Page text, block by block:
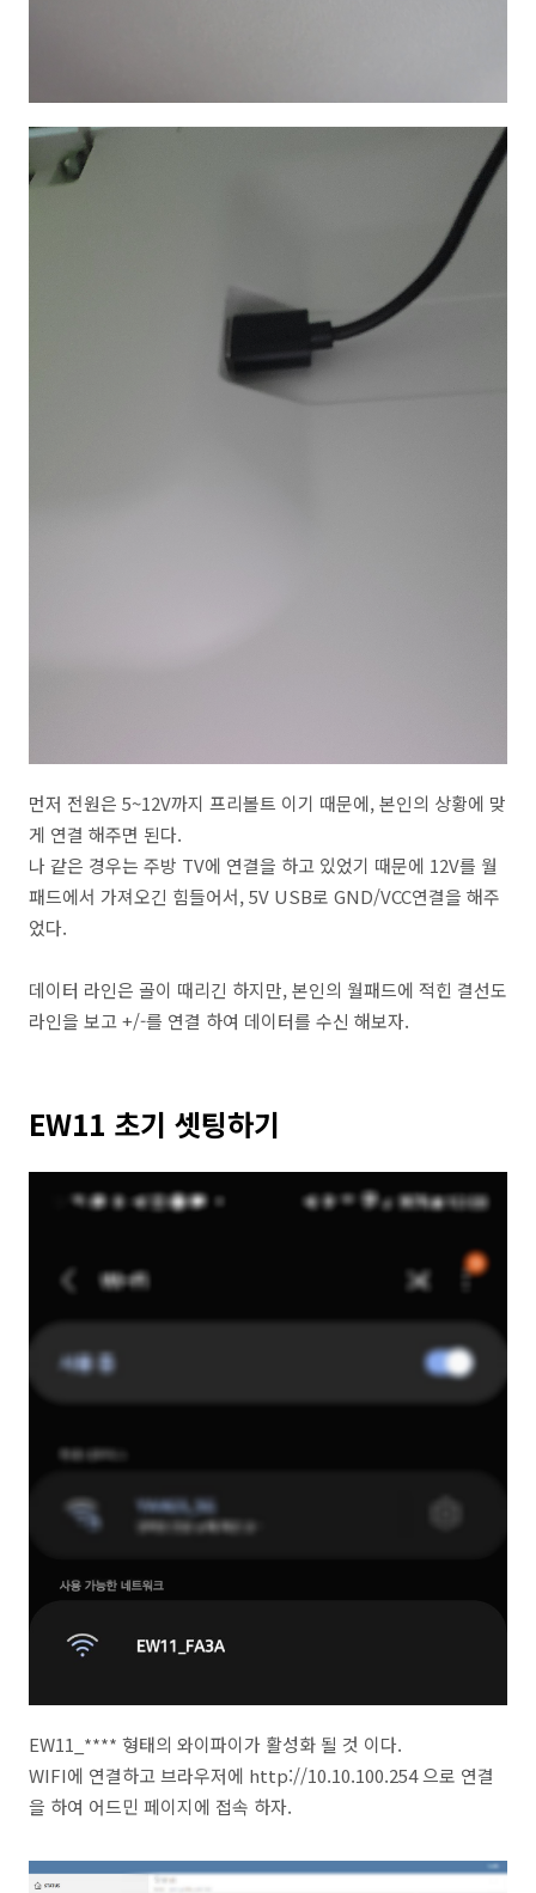
먼저 전원은 5~12V까지 프리볼트 이기 때문에, 본인의 상황에 맞
게 연결 해주면 된다.
나 같은 경우는 주방 TV에 연결을 하고 있었기 때문에 12V를 월
패드에서 가져오긴 힘들어서, 5V USB로 GND/VCC연결을 해주
었다.
데이터 라인은 골이 때리긴 하지만, 본인의 월패드에 적힌 결선도
라인을 보고 +/-를 연결 하여 데이터를 수신 해보자.
EW11 초기 셋팅하기
EW11_**** 형태의 와이파이가 활성화 될 것 이다.
WIFI에 연결하고 브라우저에 http://10.10.100.254 으로 연결
을 하여 어드민 페이지에 접속 하자.